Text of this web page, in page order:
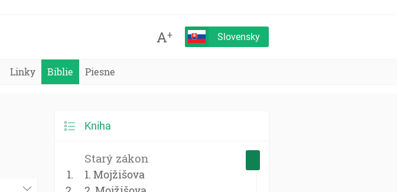
A+ Slovensky
Linky Biblie Piesne
Kniha
Starý zákon
1. Mojžišova